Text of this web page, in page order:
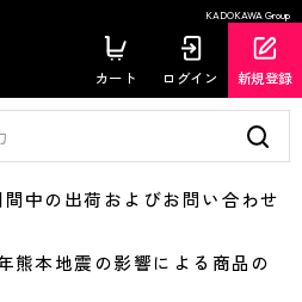
KADOKAWA Group
カート ログイン 新規登録
の出荷およびお問い合わせ
本地震の影響による商品の